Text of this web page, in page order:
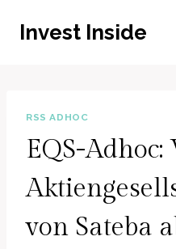
InhaltInvest Inside
RSS ADHOC
EQS-Adhoc:
von Sateba